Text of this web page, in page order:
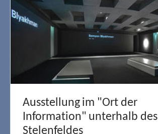
Ausstellung im "Ort der
Information" unterhalb des
Stelenfeldes